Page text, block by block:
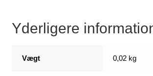
Yderligere
Vægt 0,02 kg